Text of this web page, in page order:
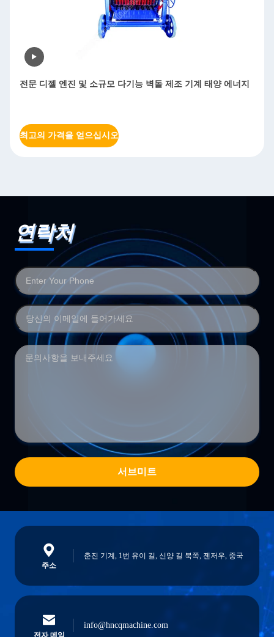
전문 디젤 엔진 및 소규모 다기능 벽돌 제조 기계 태양 에너지
최고의 가격을 얻으십시오
연락처
서브미트
주소
춘진 기계, 1번 유이 길, 신양 길 북쪽, 젠저우, 중국
info@hncqmachine.com